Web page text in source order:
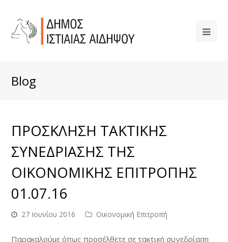
Blog
ΠΡΟΣΚΛΗΣΗ ΤΑΚΤΙΚΗΣ
ΣΥΝΕΔΡΙΑΣΗΣ ΤΗΣ
ΟΙΚΟΝΟΜΙΚΗΣ ΕΠΙΤΡΟΠΗΣ
01.07.16
27 Ιουνίου 2016 Οικονομική Επιτροπή
Παρακαλούμε όπως προσέλθετε σε τακτική συνεδρίαση